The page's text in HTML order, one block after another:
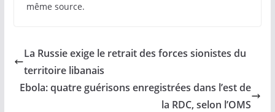
même source.
La Russie exige le retrait des forces sionistes du
territoire libanais
Ebola: quatre guérisons enregistrées dans l’est de
la RDC, selon l’OMS